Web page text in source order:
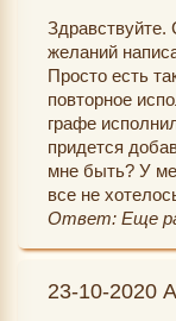
Здравствуйте.
желаний
Просто есть
повторное
графе
придется
мне быть? У
все не
Ответ: Еще
23-10-2020